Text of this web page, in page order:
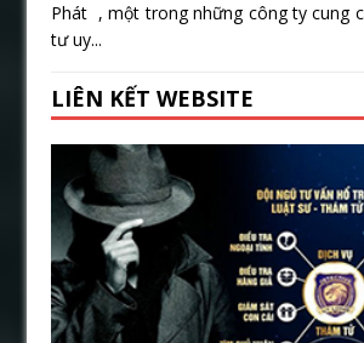
Phát , một trong những công ty cung
tư uy...
LIÊN KẾT WEBSITE